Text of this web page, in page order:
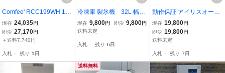
Comfee' RCC199WH 198
L 家庭用大型 冷凍庫 2026
年製 箱なし コンフィー
中古 美品 楽 T11515144
現在 24,035円
即決 27,170円
＋送料7,740円
入札 - 残り 1日
冷凍庫 製氷機 32L 幅47.
5cm 前開き ミニ 小型 家
庭用 コンパクト RCD40
蔵庫としても使用可
現在 9,800円 即決 9,800円
送料未定
入札 - 残り 6日
動作保証 アイリスオーヤ
マ ノンフロン冷凍庫 IUS
N-S12B-W 1ドア 右開き
120L 2026年製 凹みあり
現在 19,800円
即決 19,800円
送料未定
入札 - 残り 7日
送料無料